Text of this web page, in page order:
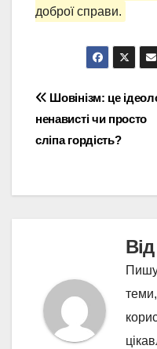
доброї справи.
Навігація
записів
Шовінізм: це
ненависті чи просто
сліпа гордість?
Від
Пишу